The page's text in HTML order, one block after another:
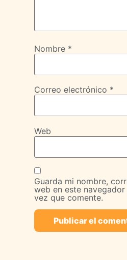
Nombre *
Correo electrónico *
Web
Guarda mi nombre,
web en este
vez que comente.